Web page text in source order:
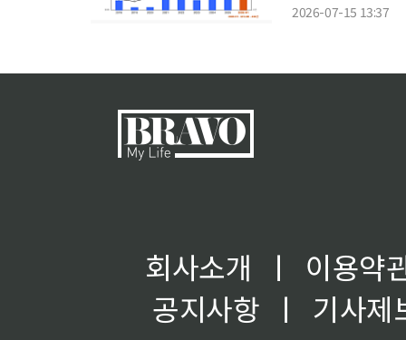
2026-07-15 13:37
회사소개 ㅣ
이용약
공지사항
ㅣ
기사제